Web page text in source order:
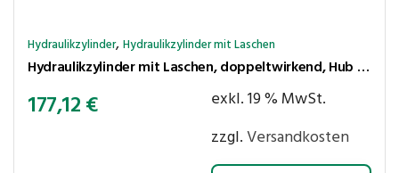
Hydraulikzylinder,Hydraulikzylinder mit Laschen
Hydraulikzylinder mit Laschen, doppeltwirkend, Hub 200 mm, Kolben ⌀50 mm, Stange ⌀30 mm
177,12€
exkl. 19 % MwSt.
zzgl.Versandkosten